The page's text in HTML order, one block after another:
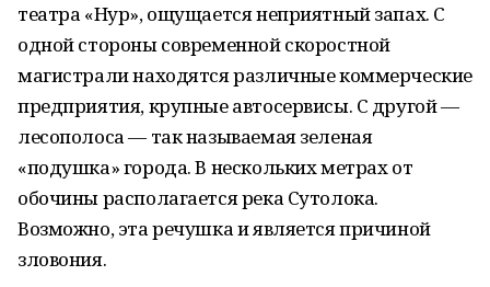
театра «Нур», ощущается неприятный запах. С
одной стороны современной скоростной
магистрали находятся различные коммерческие
предприятия, крупные автосервисы. С другой —
лесополоса — так называемая зеленая
«подушка» города. В нескольких метрах от
обочины располагается река Сутолока.
Возможно, эта речушка и является причиной
зловония.